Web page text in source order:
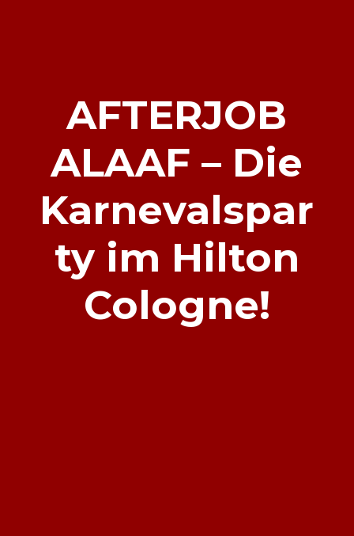
AFTERJOB
ALAAF – Die
Karnevalspar
ty im Hilton
Cologne!